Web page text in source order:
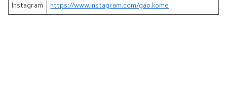
Instagram
https://www.instagram.com/gao.kome